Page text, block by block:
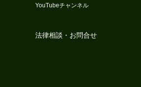
YouTubeチャンネル
法律相談・お問合せ